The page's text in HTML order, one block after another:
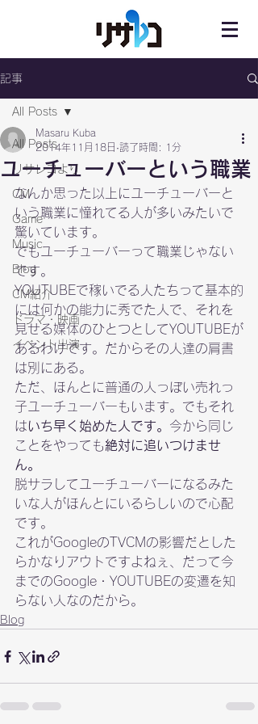
記事
All Posts
リサレコより
CM
Game
Music
Blog
CM紹介
ドラマ・映画
イベント出演
All Posts
ユーチューバーという職業
Masaru Kuba
2014年11月18日 読了時間: 1分
なんか思った以上にユーチューバーと
いう職業に憧れてる人が多いみたいで
驚いています。
でもユーチューバーって職業じゃない
です。
YOUTUBEで稼いでる人たちって基本的
には何かの能力に秀でた人で、それを
見せる媒体のひとつとしてYOUTUBEが
あるわけです。だからその人達の肩書
は別にある。
ただ、ほんとに普通の人っぽい売れっ
子ユーチューバーもいます。でもそれ
はいち早く始めた人です。 今から同じ
ことをやっても絶対に追いつけませ
ん。
脱サラしてユーチューバーになるみた
いな人がほんとにいるらしいので心配
です。
これがGoogleのTVCMの影響だとした
らかなりアウトですよねぇ、だって今
までのGoogle・YOUTUBEの変遷を知
らない人なのだから。
Blog